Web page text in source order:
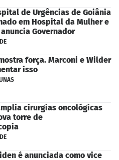
de Urgências de Goiânia
em Hospital da Mulher e
Governador
força. Marconi e Wilder
isso
cirurgias oncológicas
torre de
é anunciada como vice